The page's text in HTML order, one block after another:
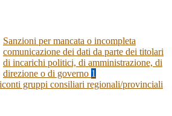
Sanzioni per mancata o incompleta
comunicazione dei dati da parte dei titolari
di incarichi politici, di amministrazione, di
direzione o di governo 1
gruppi consiliari regionali/provinciali